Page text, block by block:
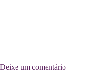
Deixe um comentário